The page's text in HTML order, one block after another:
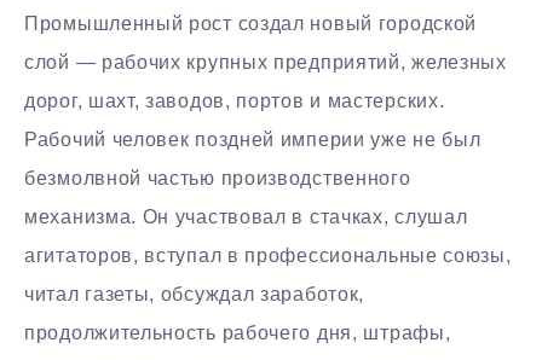
Промышленный рост создал новый городской
слой — рабочих крупных предприятий, железных
дорог, шахт, заводов, портов и мастерских.
Рабочий человек поздней империи уже не был
безмолвной частью производственного
механизма. Он участвовал в стачках, слушал
агитаторов, вступал в профессиональные союзы,
читал газеты, обсуждал заработок,
продолжительность рабочего дня, штрафы,